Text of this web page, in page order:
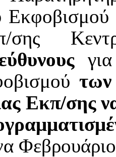
Εκφοβισμού
σης
για
Εκπ/σης